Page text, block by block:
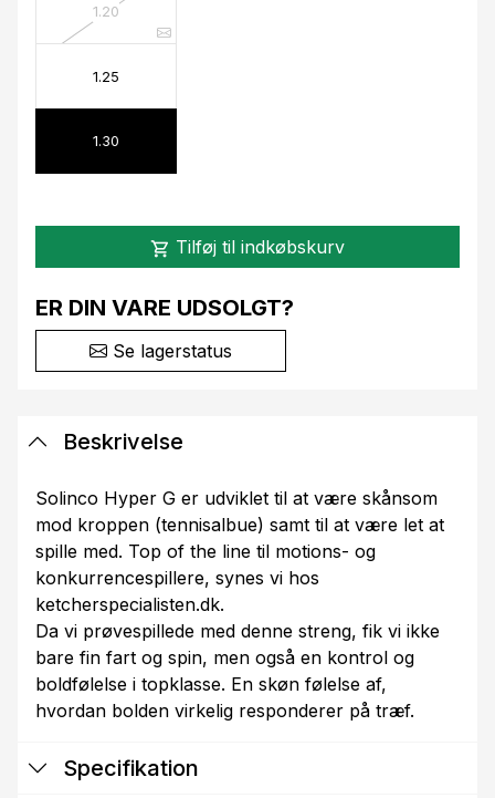
1.20
1.25
1.30
shopping_cart Tilføj til indkøbskurv
ER DIN VARE UDSOLGT?
Se lagerstatus
Beskrivelse
Solinco Hyper G er udviklet til at være skånsom
mod kroppen (tennisalbue) samt til at være let at
spille med. Top of the line til motions- og
konkurrencespillere, synes vi hos
ketcherspecialisten.dk.
Da vi prøvespillede med denne streng, fik vi ikke
bare fin fart og spin, men også en kontrol og
boldfølelse i topklasse. En skøn følelse af,
hvordan bolden virkelig responderer på træf.
Specifikation